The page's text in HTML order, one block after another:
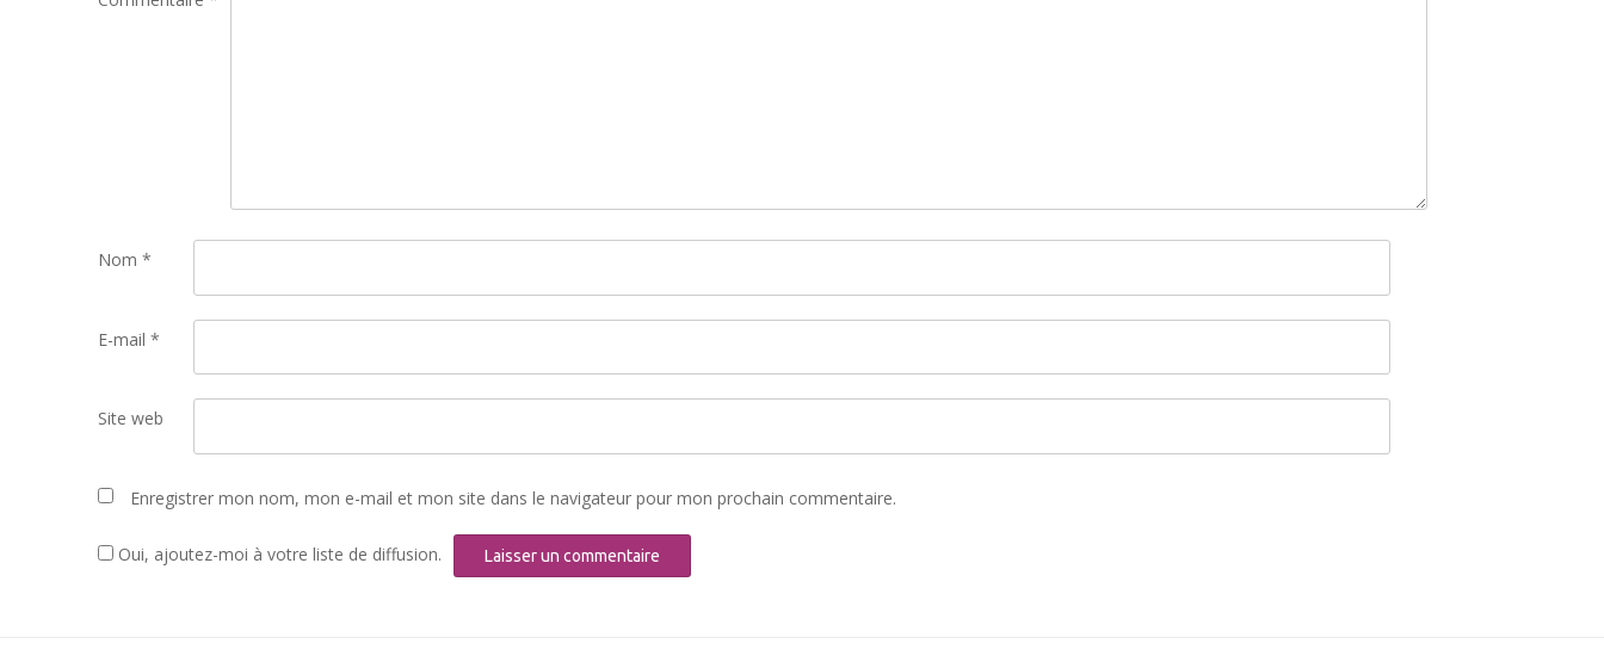
Nom *
E-mail *
Site web
Enregistrer mon nom, mon e-mail et mon site dans le navigateur pour mon prochain commentaire.
Oui, ajoutez-moi à votre liste de diffusion.